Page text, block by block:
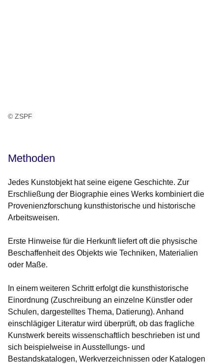
© ZSPF
Methoden
Jedes Kunstobjekt hat seine eigene Geschichte. Zur
Erschließung der Biographie eines Werks kombiniert die
Provenienzforschung kunsthistorische und historische
Arbeitsweisen.
Erste Hinweise für die Herkunft liefert oft die physische
Beschaffenheit des Objekts wie Techniken, Materialien
oder Maße.
In einem weiteren Schritt erfolgt die kunsthistorische
Einordnung (Zuschreibung an einzelne Künstler oder
Schulen, dargestelltes Thema, Datierung). Anhand
einschlägiger Literatur wird überprüft, ob das fragliche
Kunstwerk bereits wissenschaftlich beschrieben ist und
sich beispielweise in Ausstellungs- und
Bestandskatalogen, Werkverzeichnissen oder Katalogen